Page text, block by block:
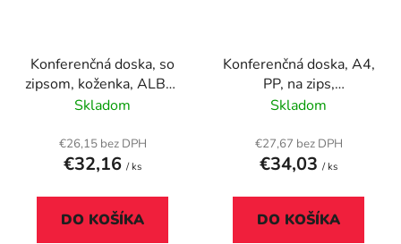
Konferenčná doska, so
zipsom, koženka, ALBA,
čierna
Skladom
€26,15 bez DPH
€32,16 / ks
DO KOŠÍKA
Konferenčná doska, A4,
PP, na zips,
EXACOMPTA
Skladom
€27,67 bez DPH
€34,03 / ks
DO KOŠÍKA